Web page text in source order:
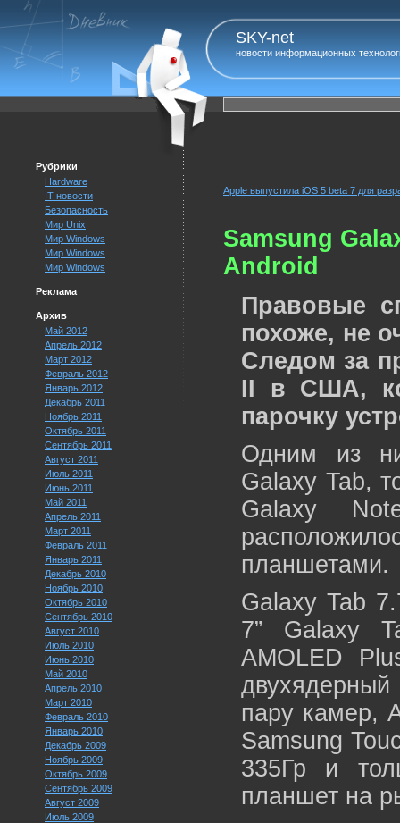
SKY-net
новости информационных
Рубрики
Hardware
IT новости
Безопасность
Мир Unix
Мир Windows
Мир Windows
Мир Windows
Реклама
Архив
Май 2012
Апрель 2012
Март 2012
Февраль 2012
Январь 2012
Декабрь 2011
Ноябрь 2011
Октябрь 2011
Сентябрь 2011
Август 2011
Июль 2011
Июнь 2011
Май 2011
Апрель 2011
Март 2011
Февраль 2011
Январь 2011
Декабрь 2010
Ноябрь 2010
Октябрь 2010
Сентябрь 2010
Август 2010
Июль 2010
Июнь 2010
Май 2010
Апрель 2010
Март 2010
Февраль 2010
Январь 2010
Декабрь 2009
Ноябрь 2009
Октябрь 2009
Сентябрь 2009
Август 2009
Июль 2009
Apple выпустила iOS 5 beta 7 для
Samsung
Android
Правовые
похоже, не
Следом за
II в США,
парочку
Одним из
Galaxy Tab,
Galaxy
планшетами.
Galaxy Tab
7” Galaxy
AMOLED
пару камер,
Samsung
335Гр и
планшет на